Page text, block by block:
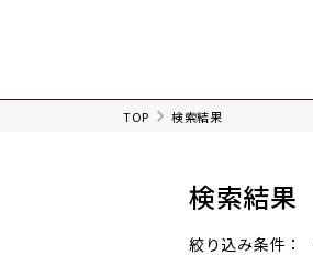
TOP 検索結果
検索結果
絞り込み条件：